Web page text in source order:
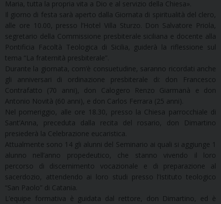
Maria, tutta la propria vita a Dio e al servizio della Chiesa».
Il giorno di festa sarà aperto dalla Giornata di spiritualità del clero,
alle ore 10.00, presso l’Hotel Villa Sturzo. Don Salvatore Priola,
segretario della Commissione presbiterale siciliana e docente alla
Pontificia Facoltà Teologica di Sicilia, guiderà la riflessione sul
tema “La fraternità presbiterale”.
Durante la giornata, com’è consuetudine, saranno ricordati anche
gli anniversari di ordinazione presbiterale di: don Francesco
Contrafatto (70 anni), don Calogero Renzo Giarmanà e don
Antonio Novità (60 anni), e don Carlos Ferrara (25 anni).
Nel pomeriggio, alle ore 18.30, presso la Chiesa parrocchiale di
Sant’Anna, preceduta dalla recita del rosario, don Dimartino
presiederà la Celebrazione eucaristica.
Attualmente sono 14 gli alunni del Seminario ai quali si aggiunge 1
alunno nell’anno propedeutico, che stanno vivendo il loro
percorso di discernimento vocazionale e di preparazione al
sacerdozio, attendendo ai loro studi presso l’Istituto teologico
“San Paolo” di Catania.
L’equipe formativa è guidata dal rettore, don Dimartino, ed è